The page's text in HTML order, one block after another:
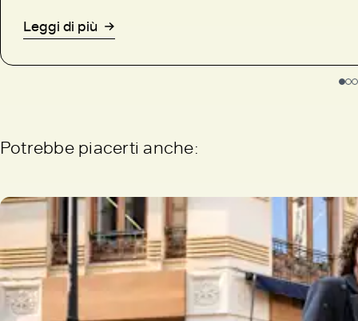
Leggi di più
Potrebbe piacerti anche: